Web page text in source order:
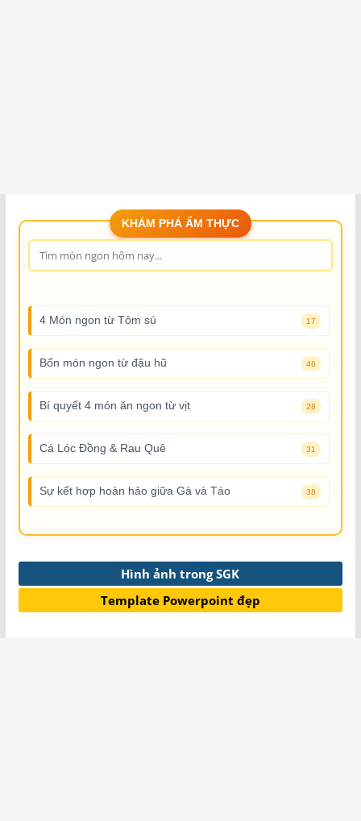
KHÁM PHÁ ẨM THỰC
4 Món ngon từ Tôm sú 17
Bốn món ngon từ đậu hũ 46
Bí quyết 4 món ăn ngon từ vịt 28
Cá Lóc Đồng & Rau Quê 31
Sự kết hợp hoàn hảo giữa Gà và Táo 38
Hình ảnh trong SGK
Template Powerpoint đẹp